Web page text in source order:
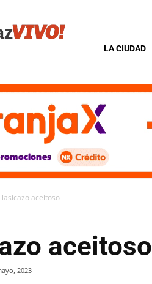
LA CIUDAD
aceitoso
aceitoso
2023